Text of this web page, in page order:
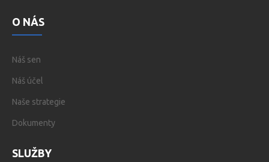
O NÁS
Náš sen
Náš účel
Naše strategie
Dokumenty
SLUŽBY